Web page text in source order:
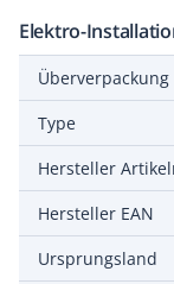
Elektro-
Überverpackung
Type
Hersteller
Hersteller EAN
Ursprungsland